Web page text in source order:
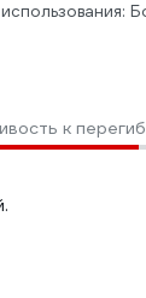
к